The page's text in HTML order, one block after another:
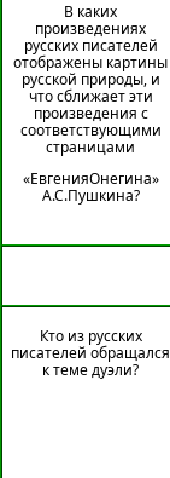
В каких
произведениях
русских писателей
отображены картины
русской природы, и
что сближает эти
произведения с
соответствующими
страницами
«ЕвгенияОнегина»
А.С.Пушкина?
Кто из русских
писателей обращался
к теме дуэли?